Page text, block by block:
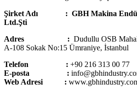
Şirket Adı : GBH Makina
Ltd.Şti
Adres : Dudullu OSB
A-108 Sokak No:15 Ümraniye, İstanbul
Telefon : +90 216 313 00 77
E-posta :
Web Adresi :